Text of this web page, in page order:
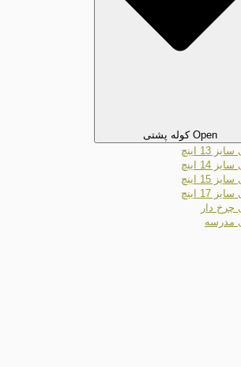
Open کوله پشتی
اینچ
اینچ
اینچ
اینچ
دار
مدرسه